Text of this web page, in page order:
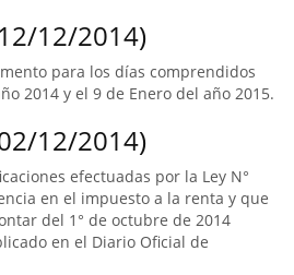
12/2014)
para los días comprendidos
2014 y el 9 de Enero del año 2015.
12/2014)
efectuadas por la Ley N°
en el impuesto a la renta y que
del 1° de octubre de 2014
en el Diario Oficial de